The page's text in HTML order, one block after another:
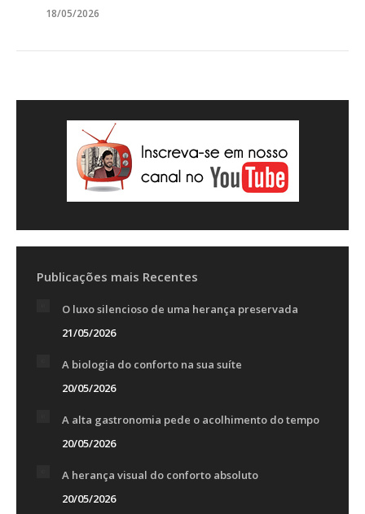
18/05/2026
Publicações mais Recentes
O luxo silencioso de uma herança preservada
21/05/2026
A biologia do conforto na sua suíte
20/05/2026
A alta gastronomia pede o acolhimento do tempo
20/05/2026
A herança visual do conforto absoluto
20/05/2026